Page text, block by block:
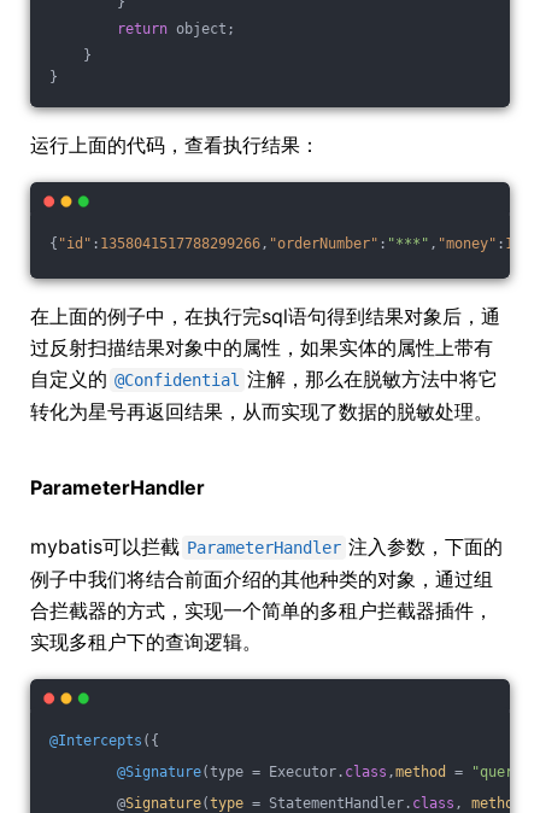
return object;
}
}
运行上面的代码，查看执行结果：
{ "id" : 1358041517788299266, "orderNumber" : "***" , "money" :
在上面的例子中，在执行完sql语句得到结果对象后，通
过反射扫描结果对象中的属性，如果实体的属性上带有
自定义的 @Confidential 注解，那么在脱敏方法中将它
转化为星号再返回结果，从而实现了数据的脱敏处理。
ParameterHandler
mybatis可以拦截 ParameterHandler 注入参数，下面的
例子中我们将结合前面介绍的其他种类的对象，通过组
合拦截器的方式，实现一个简单的多租户拦截器插件，
实现多租户下的查询逻辑。
@Intercepts ({
@Signature(type = Executor . class ,method = "query"
@Signature(type = StatementHandler . class , method